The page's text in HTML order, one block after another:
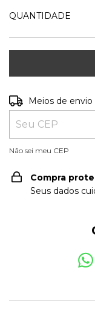
QUANTIDADE
Entregas para o CEP:
Meios de envio
Não sei meu CEP
Compra
Seus dados